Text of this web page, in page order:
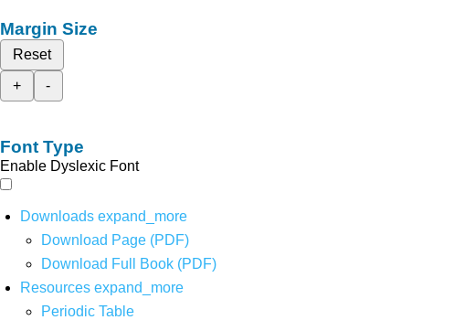
Margin Size
Reset
+
-
Font Type
Enable Dyslexic Font
Downloads expand_more
Download Page (PDF)
Download Full Book (PDF)
Resources expand_more
Periodic Table